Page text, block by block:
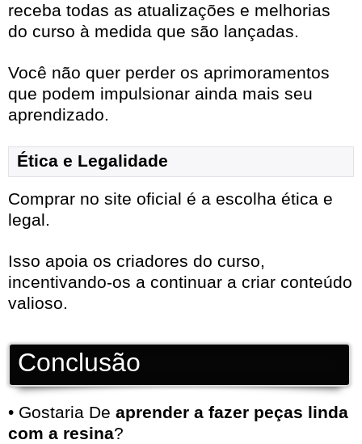
receba todas as atualizações e melhorias
do curso à medida que são lançadas.
Você não quer perder os aprimoramentos
que podem impulsionar ainda mais seu
aprendizado.
Ética e Legalidade
Comprar no site oficial é a escolha ética e
legal.
Isso apoia os criadores do curso,
incentivando-os a continuar a criar conteúdo
valioso.
Conclusão
• Gostaria De aprender a fazer peças linda
com a resina?